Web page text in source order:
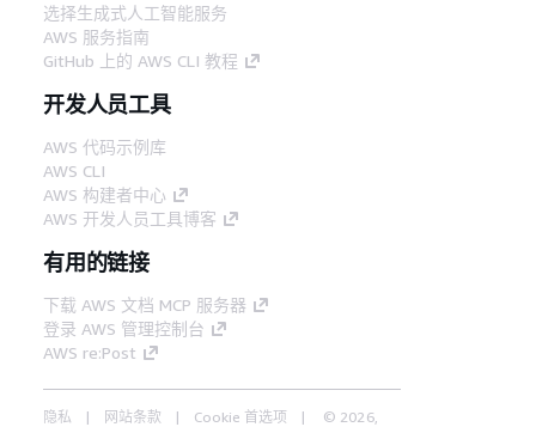
选择生成式人工智能服务
AWS 服务指南
GitHub 上的 AWS CLI 教程
开发人员工具
AWS 代码示例库
AWS CLI
AWS 构建者中心
AWS 开发人员工具博客
有用的链接
下载 AWS 文档 MCP 服务器
登录 AWS 管理控制台
AWS re:Post
隐私 网站条款 Cookie 首选项
© 2026,